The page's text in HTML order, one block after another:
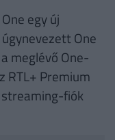
egy új
One
meglévő One-
RTL+ Premium
streaming-fiók